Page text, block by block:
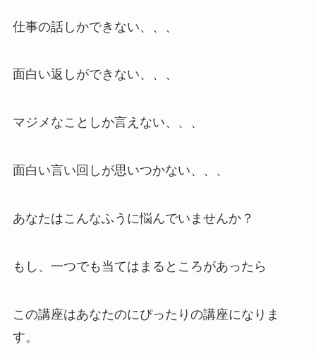
仕事の話しかできない、、、
面白い返しができない、、、
マジメなことしか言えない、、、
面白い言い回しが思いつかない、、、
あなたはこんなふうに悩んでいませんか？
もし、一つでも当てはまるところがあったら
この講座はあなたのにぴったりの講座になりま
す。